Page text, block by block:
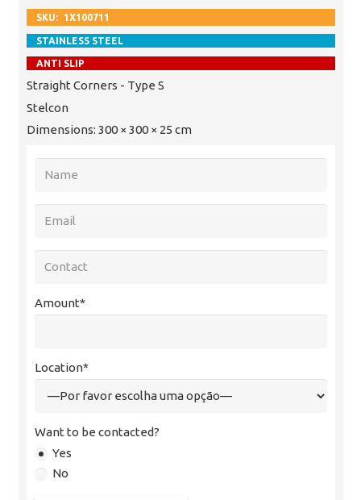
SKU: 1X100711
STAINLESS STEEL
ANTI SLIP
Straight Corners - Type S
Stelcon
Dimensions: 300 × 300 × 25 cm
Amount*
Location*
Want to be contacted?
Yes
No